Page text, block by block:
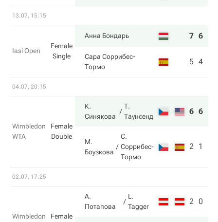
13.07, 15:15
Iasi Open
Female
Single
Анна Бондарь 7 6
Сара Соррибес-
Тормо
5 4
04.07, 20:15
Wimbledon
WTA
Female
Double
К.
Синякова
Т.
Таунсенд
6 6
М.
Боузкова
С.
Соррибес-
Тормо
2 1
02.07, 17:25
Wimbledon
Female
А.
Потапова
L.
Tagger
2 0